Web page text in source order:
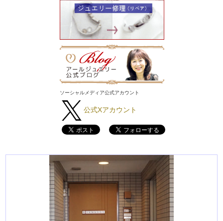
ソーシャルメディア公式アカウント
公式Xアカウント